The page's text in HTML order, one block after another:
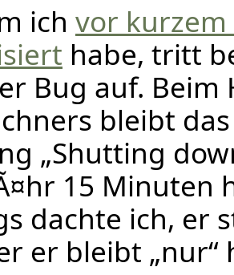
ich vor
habe, tritt
Bug auf.
bleibt
„Shutting
15 Minuten
dachte ich, er
er bleibt „nur“